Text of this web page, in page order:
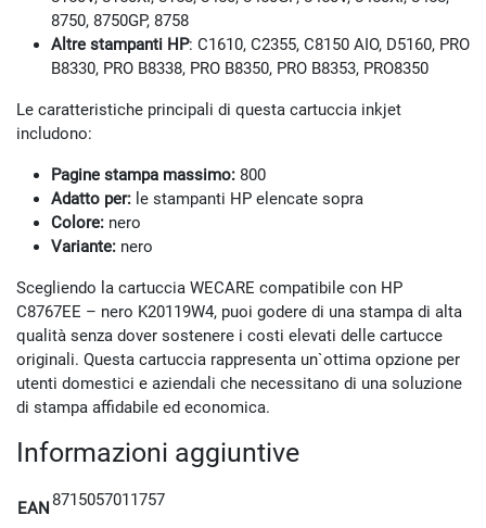
8750, 8750GP, 8758
Altre stampanti HP: C1610, C2355, C8150 AIO, D5160, PRO
B8330, PRO B8338, PRO B8350, PRO B8353, PRO8350
Le caratteristiche principali di questa cartuccia inkjet
includono:
Pagine stampa massimo: 800
Adatto per: le stampanti HP elencate sopra
Colore: nero
Variante: nero
Scegliendo la cartuccia WECARE compatibile con HP
C8767EE – nero K20119W4, puoi godere di una stampa di alta
qualità senza dover sostenere i costi elevati delle cartucce
originali. Questa cartuccia rappresenta un`ottima opzione per
utenti domestici e aziendali che necessitano di una soluzione
di stampa affidabile ed economica.
Informazioni aggiuntive
EAN 8715057011757